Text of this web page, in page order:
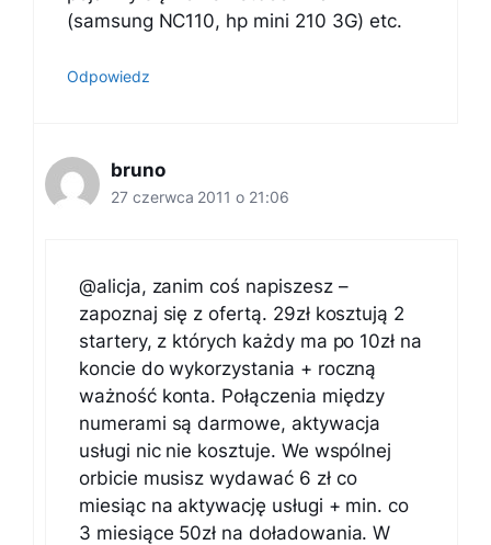
(samsung NC110, hp mini 210 3G) etc.
Odpowiedz
bruno
27 czerwca 2011 o 21:06
@alicja, zanim coś napiszesz –
zapoznaj się z ofertą. 29zł kosztują 2
startery, z których każdy ma po 10zł na
koncie do wykorzystania + roczną
ważność konta. Połączenia między
numerami są darmowe, aktywacja
usługi nic nie kosztuje. We wspólnej
orbicie musisz wydawać 6 zł co
miesiąc na aktywację usługi + min. co
3 miesiące 50zł na doładowania. W